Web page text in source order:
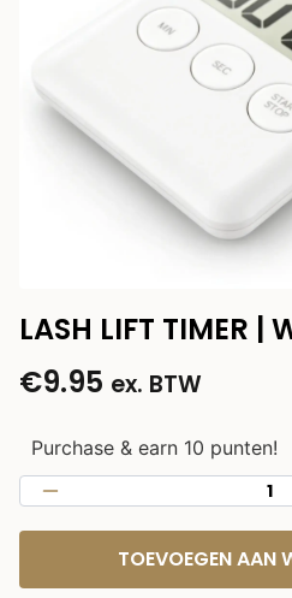
LASH LIFT TIMER |
€9.95 ex. BTW
Purchase & earn 10 punten!
TOEVOEGEN AAN